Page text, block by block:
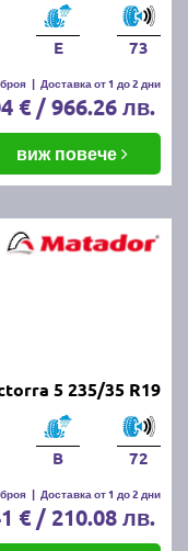
E 73
| Доставка от 1 до 2 дни
€ / 966.26 лв.
виж повече
5 235/35 R19
B 72
| Доставка от 1 до 2 дни
€ / 210.08 лв.